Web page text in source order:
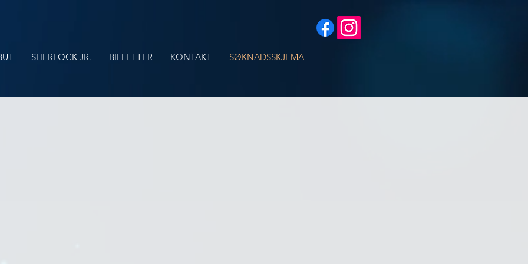
SHERLOCK JR. BILLETTER KONTAKT SØKNADSSKJEMA